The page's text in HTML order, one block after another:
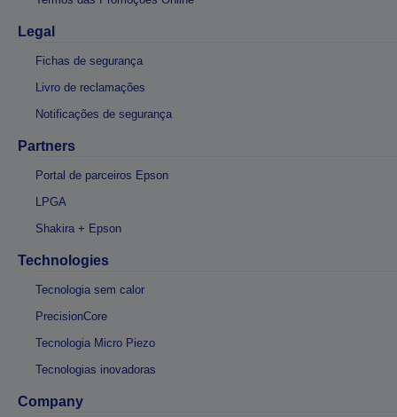
Legal
Fichas de segurança
Livro de reclamações
Notificações de segurança
Partners
Portal de parceiros Epson
LPGA
Shakira + Epson
Technologies
Tecnologia sem calor
PrecisionCore
Tecnologia Micro Piezo
Tecnologias inovadoras
Company